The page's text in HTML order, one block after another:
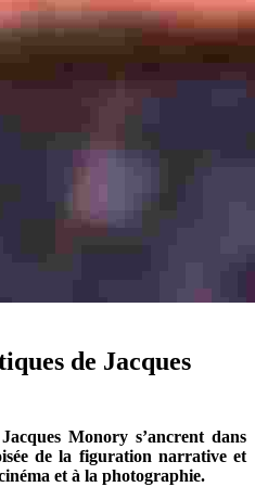
de Jacques
Monory s’ancrent dans
de la figuration narrative et
et à la photographie.